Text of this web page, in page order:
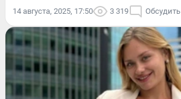
14 августа, 2025, 17:50 3 319 Обсудить